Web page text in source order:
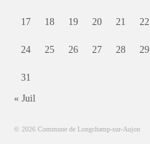
17 18 19 20 21 22
24 25 26 27 28 29
31
« Juil
© 2026 Commune de Longchamp-sur-Aujon